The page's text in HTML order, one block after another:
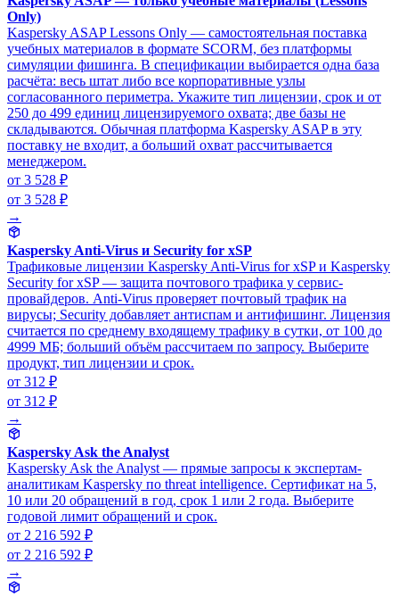
Only)
Kaspersky ASAP Lessons Only — самостоятельная поставка
учебных материалов в формате SCORM, без платформы
симуляции фишинга. В спецификации выбирается одна база
расчёта: весь штат либо все корпоративные узлы
согласованного периметра. Укажите тип лицензии, срок и от
250 до 499 единиц лицензируемого охвата; две базы не
складываются. Обычная платформа Kaspersky ASAP в эту
поставку не входит, а больший охват рассчитывается
менеджером.
от 3 528 ₽
от 3 528 ₽
→
Kaspersky Anti-Virus и Security for xSP
Трафиковые лицензии Kaspersky Anti-Virus for xSP и Kaspersky
Security for xSP — защита почтового трафика у сервис-
провайдеров. Anti-Virus проверяет почтовый трафик на
вирусы; Security добавляет антиспам и антифишинг. Лицензия
считается по среднему входящему трафику в сутки, от 100 до
4999 МБ; больший объём рассчитаем по запросу. Выберите
продукт, тип лицензии и срок.
от 312 ₽
от 312 ₽
→
Kaspersky Ask the Analyst
Kaspersky Ask the Analyst — прямые запросы к экспертам-
аналитикам Kaspersky по threat intelligence. Сертификат на 5,
10 или 20 обращений в год, срок 1 или 2 года. Выберите
годовой лимит обращений и срок.
от 2 216 592 ₽
от 2 216 592 ₽
→